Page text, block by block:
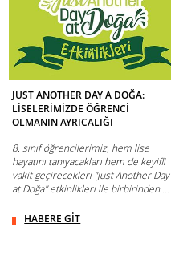
JUST ANOTHER DAY A DOĞA:
LİSELERİMİZDE ÖĞRENCİ
OLMANIN AYRICALIĞI
8. sınıf öğrencilerimiz, hem lise
hayatını tanıyacakları hem de keyifli
vakit geçirecekleri "Just Another Day
at Doğa" etkinlikleri ile birbirinden ...
HABERE GİT